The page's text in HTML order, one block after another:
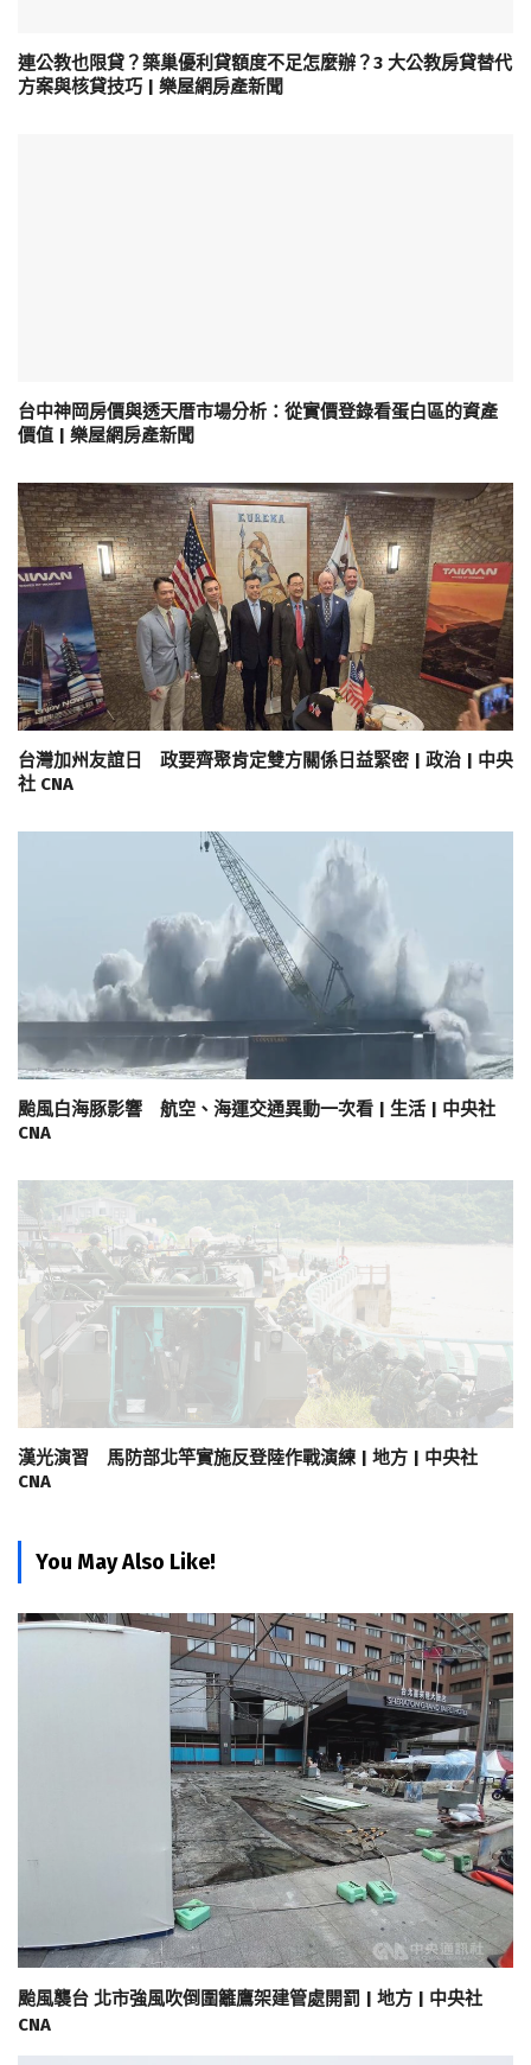
連公教也限貸？築巢優利貸額度不足怎麼辦？3 大公教房貸替代
方案與核貸技巧 | 樂屋網房產新聞
台中神岡房價與透天厝市場分析：從實價登錄看蛋白區的資產
價值 | 樂屋網房產新聞
台灣加州友誼日 政要齊聚肯定雙方關係日益緊密 | 政治 | 中央
社 CNA
颱風白海豚影響 航空、海運交通異動一次看 | 生活 | 中央社
CNA
漢光演習 馬防部北竿實施反登陸作戰演練 | 地方 | 中央社
CNA
You May Also Like!
颱風襲台 北市強風吹倒圍籬鷹架建管處開罰 | 地方 | 中央社
CNA